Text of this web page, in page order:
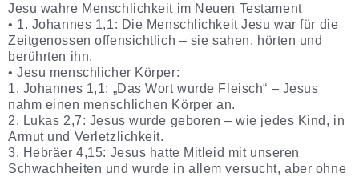
Jesu wahre Menschlichkeit im Neuen Testament
• 1. Johannes 1,1: Die Menschlichkeit Jesu war für die
Zeitgenossen offensichtlich – sie sahen, hörten und
berührten ihn.
• Jesu menschlicher Körper:
1. Johannes 1,1: „Das Wort wurde Fleisch“ – Jesus
nahm einen menschlichen Körper an.
2. Lukas 2,7: Jesus wurde geboren – wie jedes Kind, in
Armut und Verletzlichkeit.
3. Hebräer 4,15: Jesus hatte Mitleid mit unseren
Schwachheiten und wurde in allem versucht, aber ohne